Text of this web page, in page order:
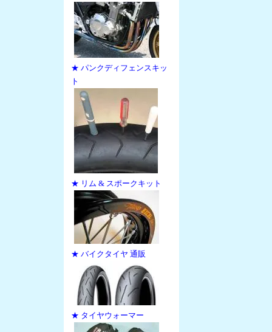
★ パンクディフェンスキッ
ト
★ リム & スポークキット
★ バイクタイヤ 通販
★ タイヤウォーマー